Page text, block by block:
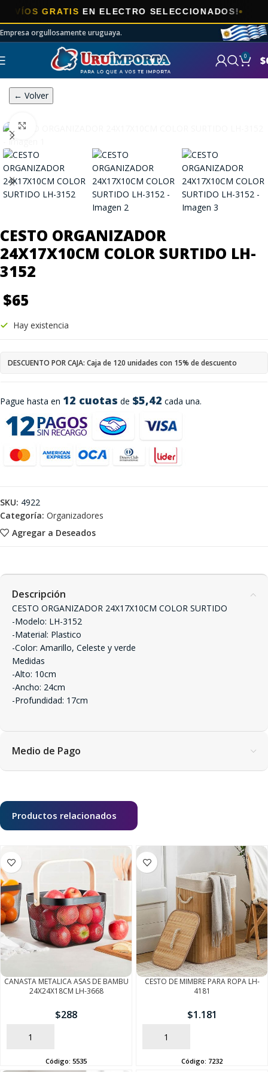
GRATISEN ELECTRO SELECCIONADOS!
Empresa orgullosamente uruguaya.
0 $
← Volver
CESTO ORGANIZADOR
24X17X10CM COLOR SURTIDO LH-
3152
$65
Pague hasta en 12 cuotas de $5,42 cada una.
Hay existencia
DESCUENTO POR CAJA: Caja de 120 unidades con 15% de descuento
Agregar a Deseados
SKU: 4922
Categoría: Organizadores
Descripción
CESTO ORGANIZADOR 24X17X10CM COLOR SURTIDO
-Modelo: LH-3152
-Material: Plastico
-Color: Amarillo, Celeste y verde
Medidas
-Alto: 10cm
-Ancho: 24cm
-Profundidad: 17cm
Medio de Pago
Productos relacionados
CANASTA METALICA ASAS DE BAMBU
24X24X18CM LH-3668
$288
AÑADIR
Código: 5535
CESTO DE MIMBRE PARA ROPA LH-
4181
$1.181
AÑADIR
Código: 7232